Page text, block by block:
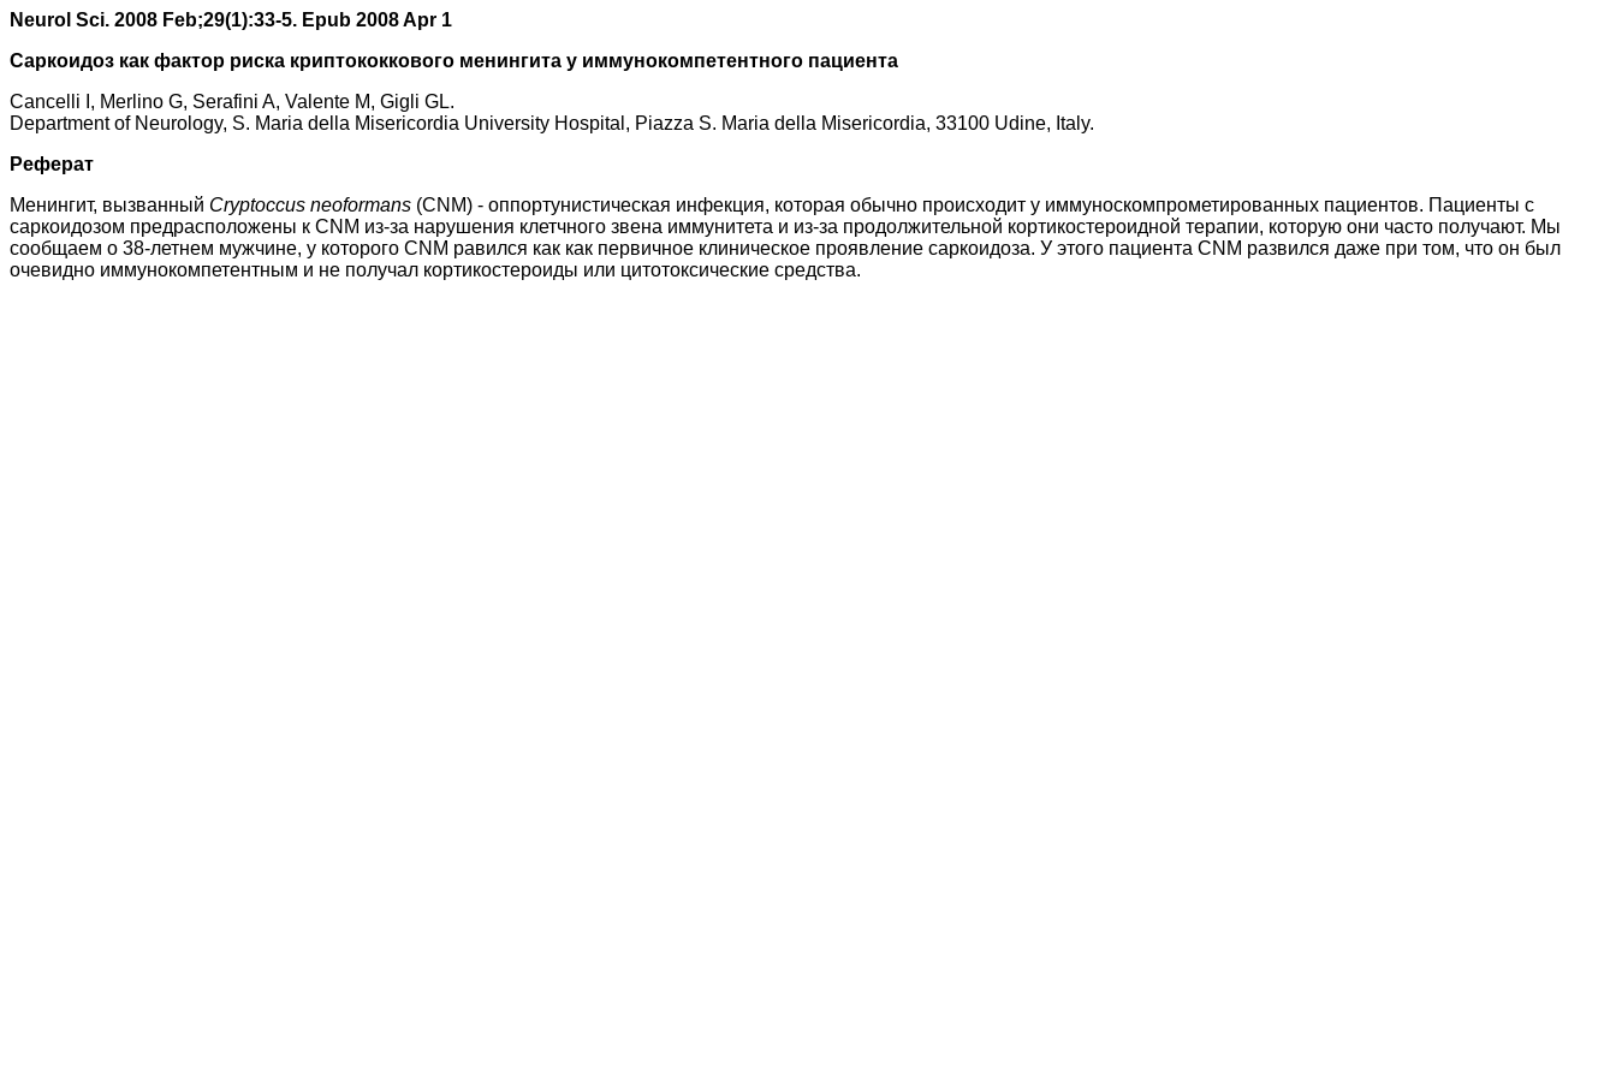
Neurol Sci. 2008 Feb;29(1):33-5. Epub 2008 Apr 1
Саркоидоз как фактор риска криптококкового менингита у иммунокомпетентного пациента
Cancelli I, Merlino G, Serafini A, Valente M, Gigli GL.
Department of Neurology, S. Maria della Misericordia University Hospital, Piazza S. Maria della Misericordia, 33100 Udine, Italy.
Реферат
Менингит, вызванный Cryptoccus neoformans (CNM) - оппортунистическая инфекция, которая обычно происходит у иммуноскомпрометированных пациентов. Пациенты с
саркоидозом предрасположены к CNM из-за нарушения клетчного звена иммунитета и из-за продолжительной кортикостероидной терапии, которую они часто получают. Мы
сообщаем о 38-летнем мужчине, у которого CNM равился как как первичное клиническое проявление саркоидоза. У этого пациента CNM развился даже при том, что он был
очевидно иммунокомпетентным и не получал кортикостероиды или цитотоксические средства.